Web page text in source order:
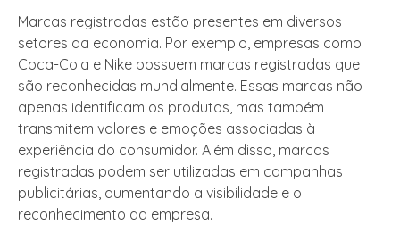
Marcas registradas estão presentes em diversos
setores da economia. Por exemplo, empresas como
Coca-Cola e Nike possuem marcas registradas que
são reconhecidas mundialmente. Essas marcas não
apenas identificam os produtos, mas também
transmitem valores e emoções associadas à
experiência do consumidor. Além disso, marcas
registradas podem ser utilizadas em campanhas
publicitárias, aumentando a visibilidade e o
reconhecimento da empresa.